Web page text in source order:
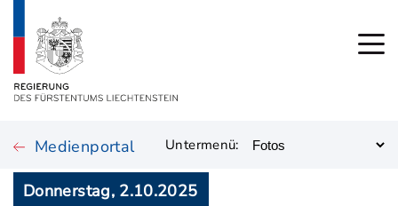
Medienportal Untermenü:
Donnerstag, 2.10.2025